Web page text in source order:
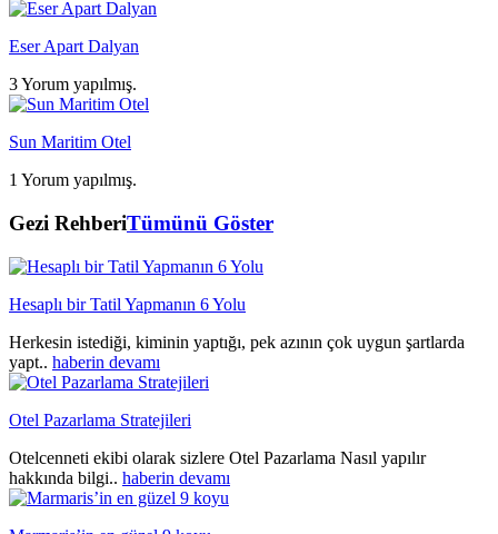
Eser Apart Dalyan
3 Yorum yapılmış.
Sun Maritim Otel
1 Yorum yapılmış.
Gezi RehberiTümünü Göster
Hesaplı bir Tatil Yapmanın 6 Yolu
Herkesin istediği, kiminin yaptığı, pek azının çok uygun şartlarda
yapt.. haberin devamı
Otel Pazarlama Stratejileri
Otelcenneti ekibi olarak sizlere Otel Pazarlama Nasıl yapılır
hakkında bilgi.. haberin devamı